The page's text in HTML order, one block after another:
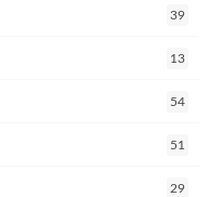
39
13
54
51
29